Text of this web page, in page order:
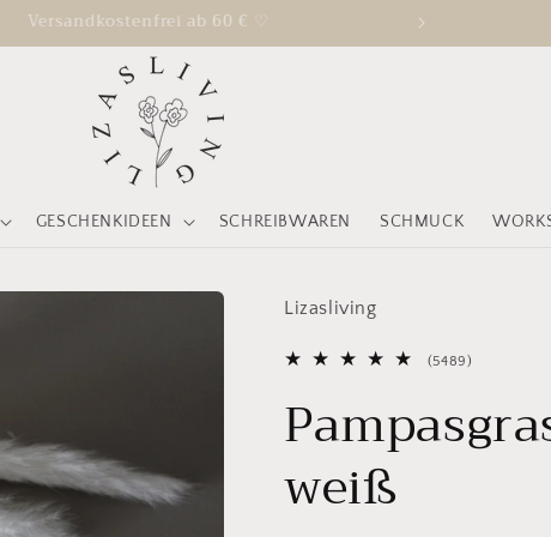
Kurze Bearbeitungszeit: 1-3 Werktage
GESCHENKIDEEN SCHREIBWAREN SCHMUCK
Lizasliving
(5489)
weiß